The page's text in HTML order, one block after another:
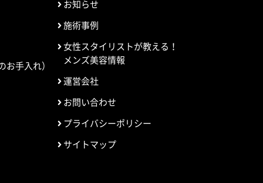
お手入れ）
お知らせ
施術事例
女性スタイリストが教える！
メンズ美容情報
運営会社
お問い合わせ
プライバシーポリシー
サイトマップ